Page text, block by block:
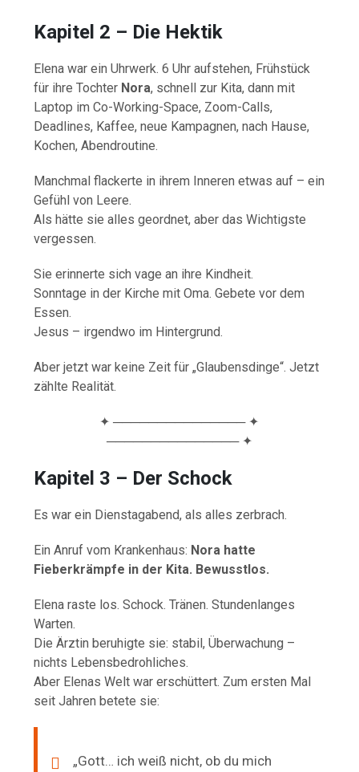
Kapitel 2 – Die Hektik
Elena war ein Uhrwerk. 6 Uhr aufstehen, Frühstück
für ihre Tochter Nora, schnell zur Kita, dann mit
Laptop im Co-Working-Space, Zoom-Calls,
Deadlines, Kaffee, neue Kampagnen, nach Hause,
Kochen, Abendroutine.
Manchmal flackerte in ihrem Inneren etwas auf – ein
Gefühl von Leere.
Als hätte sie alles geordnet, aber das Wichtigste
vergessen.
Sie erinnerte sich vage an ihre Kindheit.
Sonntage in der Kirche mit Oma. Gebete vor dem
Essen.
Jesus – irgendwo im Hintergrund.
Aber jetzt war keine Zeit für „Glaubensdinge“. Jetzt
zählte Realität.
✦ ─────────────── ✦
─────────────── ✦
Kapitel 3 – Der Schock
Es war ein Dienstagabend, als alles zerbrach.
Ein Anruf vom Krankenhaus: Nora hatte
Fieberkrämpfe in der Kita. Bewusstlos.
Elena raste los. Schock. Tränen. Stundenlanges
Warten.
Die Ärztin beruhigte sie: stabil, Überwachung –
nichts Lebensbedrohliches.
Aber Elenas Welt war erschüttert. Zum ersten Mal
seit Jahren betete sie:
„Gott… ich weiß nicht, ob du mich